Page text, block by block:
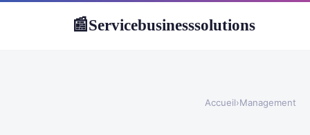
📰Servicebusinesssolutions
Accueil›Management